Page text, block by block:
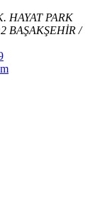
HAYAT PARK
BAŞAKŞEHİR /